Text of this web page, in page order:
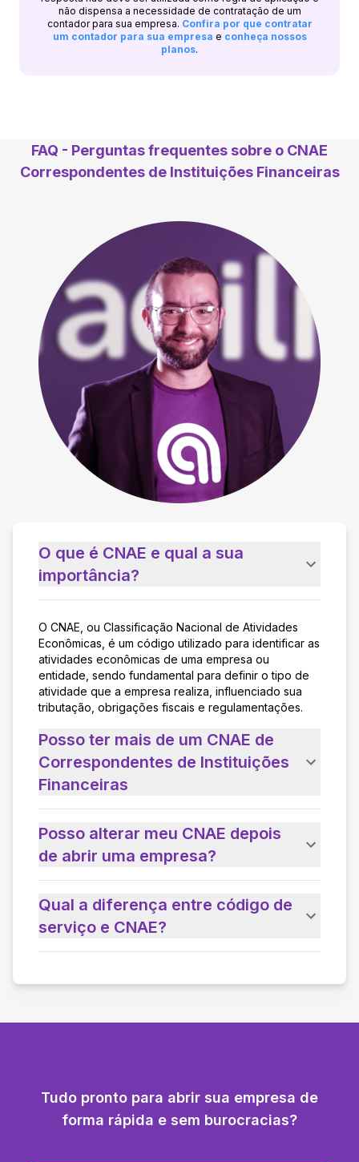
não dispensa a necessidade de contratação de um
contador para sua empresa. Confira por que contratar
um contador para sua empresa e conheça nossos
planos.
FAQ - Perguntas frequentes sobre o CNAE
Correspondentes de Instituições Financeiras
O que é CNAE e qual a sua
importância?
O CNAE, ou Classificação Nacional de Atividades
Econômicas, é um código utilizado para identificar as
atividades econômicas de uma empresa ou
entidade, sendo fundamental para definir o tipo de
atividade que a empresa realiza, influenciado sua
tributação, obrigações fiscais e regulamentações.
Posso ter mais de um CNAE de
Correspondentes de Instituições
Financeiras
Posso alterar meu CNAE depois
de abrir uma empresa?
Qual a diferença entre código de
serviço e CNAE?
Tudo pronto para abrir sua empresa de
forma rápida e sem burocracias?